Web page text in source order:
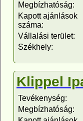
Megbízhatóság:
Kapott ajánlások
száma:
Vállalási terület:
Székhely:
Klippel
Tevékenység:
Megbízhatóság: